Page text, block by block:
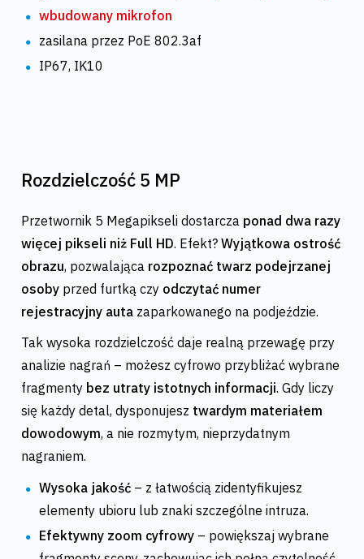
wbudowany mikrofon
zasilana przez PoE 802.3af
IP67, IK10
Rozdzielczość 5 MP
Przetwornik 5 Megapikseli dostarcza ponad dwa razy
więcej pikseli niż Full HD. Efekt? Wyjątkowa ostrość
obrazu, pozwalająca rozpoznać twarz podejrzanej
osoby przed furtką czy odczytać numer
rejestracyjny auta zaparkowanego na podjeździe.
Tak wysoka rozdzielczość daje realną przewagę przy
analizie nagrań – możesz cyfrowo przybliżać wybrane
fragmenty bez utraty istotnych informacji. Gdy liczy
się każdy detal, dysponujesz twardym materiałem
dowodowym, a nie rozmytym, nieprzydatnym
nagraniem.
Wysoka jakość – z łatwością zidentyfikujesz
elementy ubioru lub znaki szczególne intruza.
Efektywny zoom cyfrowy – powiększaj wybrane